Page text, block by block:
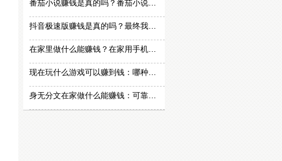
番茄小说赚钱是真的吗？番茄小说怎么操作赚钱
抖音极速版赚钱是真的吗？最终我还是放弃刷视频赚钱
在家里做什么能赚钱？在家用手机赚钱的方法
现在玩什么游戏可以赚到钱：哪种游戏赚钱比较快？
身无分文在家做什么能赚钱：可靠的在家赚钱方法